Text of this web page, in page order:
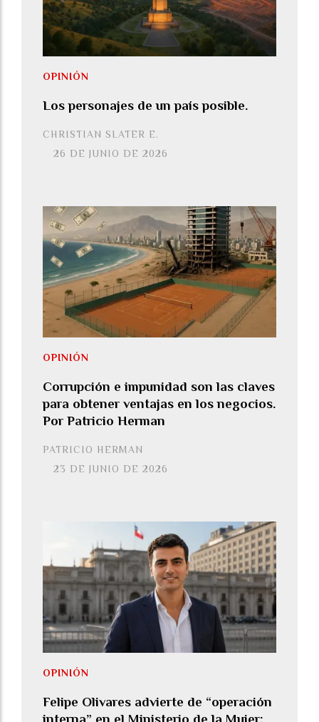
Los personajes de un país posible.
CHRISTIAN SLATER E.
OPINIÓN
26 DE JUNIO DE 2026
Corrupción e impunidad son las claves
para obtener ventajas en los negocios.
Por Patricio Herman
PATRICIO HERMAN
OPINIÓN
23 DE JUNIO DE 2026
Felipe Olivares advierte de “operación
OPINIÓN